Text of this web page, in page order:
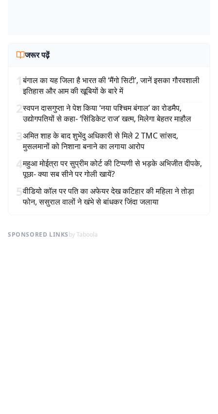
जरूर पढ़ें
1बंगाल का यह जिला है भारत की ‘मैंगो सिटी’, जानें इसका गौरवशाली
इतिहास और आम की खूबियों के बारे में
2स्वपन दासगुप्ता ने पेश किया ‘नया पश्चिम बंगाल’ का रोडमैप,
उद्योगपतियों से कहा- ‘सिंडिकेट राज’ खत्म, मिलेगा बेहतर माहौल
3अमित शाह के बाद शुभेंदु अधिकारी से मिले 2 TMC सांसद,
मुसलमानों को निशाना बनाने का लगाया आरोप
4महुआ मोईत्रा पर सुप्रीम कोर्ट की टिप्पणी से भड़के अभिजीत दीपके,
पूछा- क्या सब सीने पर गोली खायें?
5वीडियो कॉल पर पति का अफेयर देख कटिहार की महिला ने तोड़ा
फोन, ससुराल वालों ने खंभे से बांधकर जिंदा जलाया
SPONSORED LINKSby Taboola